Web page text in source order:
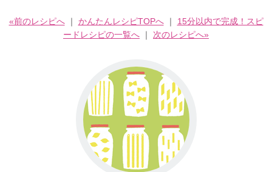
«前のレシピへ｜ かんたんレシピTOPへ｜ 15分以内で完成！スピ
ードレシピの一覧へ ｜ 次のレシピへ»